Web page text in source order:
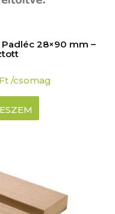
28×90 mm –
Ft /csomag